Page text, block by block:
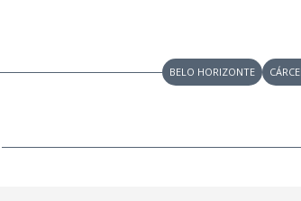
BELO HORIZONTE